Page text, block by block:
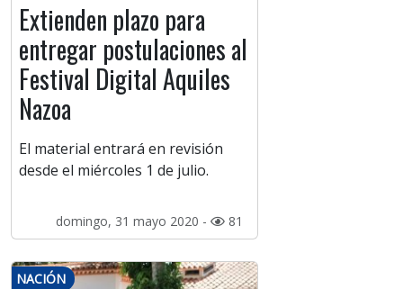
Extienden plazo para
entregar postulaciones al
Festival Digital Aquiles
Nazoa
El material entrará en revisión
desde el miércoles 1 de julio.
domingo, 31 mayo 2020 - 81
NACIÓN